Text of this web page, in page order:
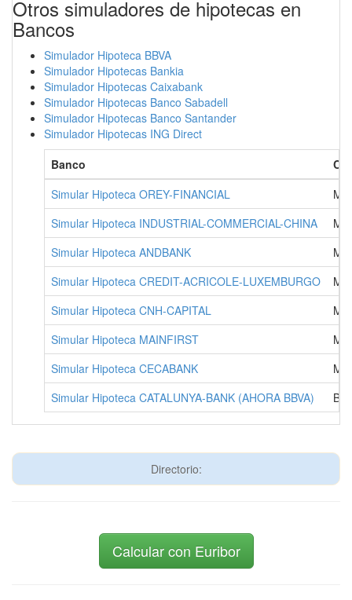
Otros simuladores de hipotecas en
Bancos
Simulador Hipoteca BBVA
Simulador Hipotecas Bankia
Simulador Hipotecas Caixabank
Simulador Hipotecas Banco Sabadell
Simulador Hipotecas Banco Santander
Simulador Hipotecas ING Direct
Banco
Simular Hipoteca OREY-FINANCIAL
Simular Hipoteca INDUSTRIAL-COMMERCIAL-CHINA
Simular Hipoteca ANDBANK
Simular Hipoteca CREDIT-ACRICOLE-LUXEMBURGO
Simular Hipoteca CNH-CAPITAL
Simular Hipoteca MAINFIRST
Simular Hipoteca CECABANK
Simular Hipoteca CATALUNYA-BANK (AHORA BBVA)
Directorio:
Calcular con Euribor